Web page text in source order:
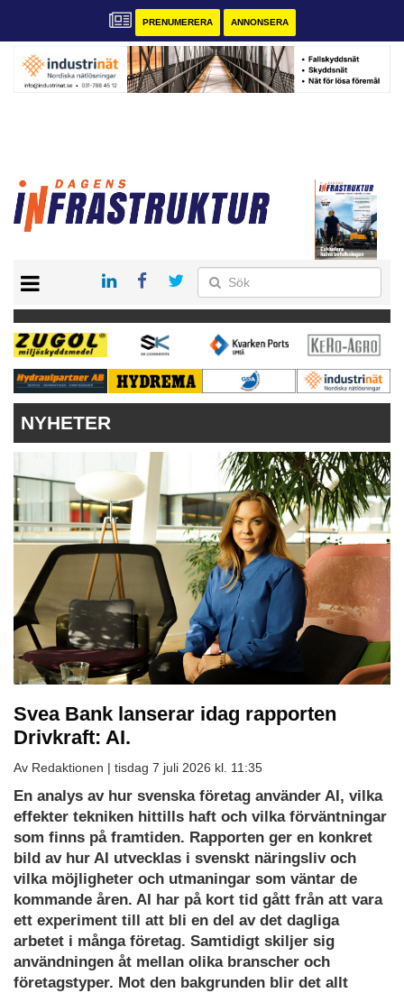
PRENUMERERA ANNONSERA
KONTAKT
VÅRA ANDRA MAGASIN
PRENUMERERA
ANNONSERA
NYHETER
Svea Bank lanserar idag rapporten
Drivkraft: AI.
Av Redaktionen | tisdag 7 juli 2026 kl. 11:35
En analys av hur svenska företag använder AI, vilka
effekter tekniken hittills haft och vilka förväntningar
som finns på framtiden. Rapporten ger en konkret
bild av hur AI utvecklas i svenskt näringsliv och
vilka möjligheter och utmaningar som väntar de
kommande åren. AI har på kort tid gått från att vara
ett experiment till att bli en del av det dagliga
arbetet i många företag. Samtidigt skiljer sig
användningen åt mellan olika branscher och
företagstyper. Mot den bakgrunden blir det allt